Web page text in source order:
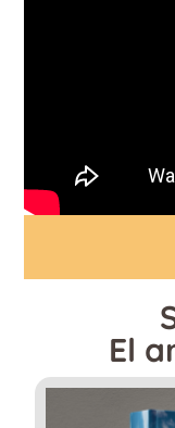
El